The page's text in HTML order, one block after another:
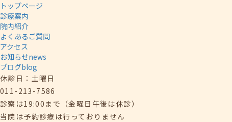
トップページ
診療案内
院内紹介
よくあるご質問
アクセス
お知らせnews
ブログblog
休診日：土曜日
011-213-7586
診察は19:00まで（金曜日午後は休診）
当院は予約診療は行っておりません